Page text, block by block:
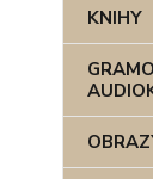
KNIHY